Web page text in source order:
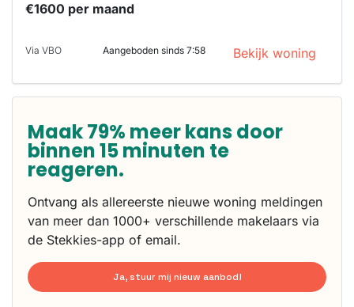
€1600 per maand
Via VBO Aangeboden sinds 7:58 Bekijk woning
Maak 79% meer kans door
binnen 15 minuten te
reageren.
Ontvang als allereerste nieuwe woning meldingen
van meer dan 1000+ verschillende makelaars via
de Stekkies-app of email.
Ja, stuur mij nieuw aanbod!